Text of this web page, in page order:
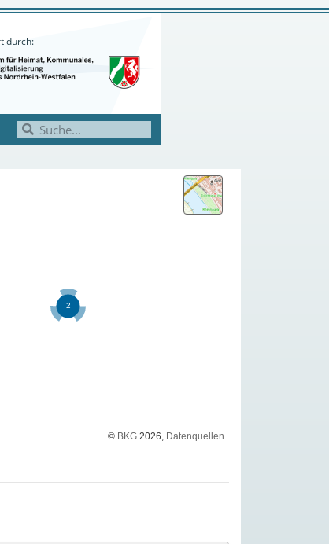
durch:
© BKG 2026, Datenquellen